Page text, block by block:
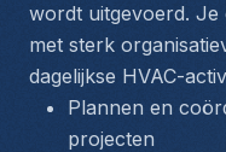
wordt uitgevoerd.
met sterk
dagelijkse HVAC-
Plannen en
projecten